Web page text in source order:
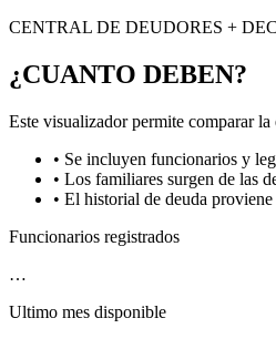
CENTRAL DE DEUDORES +
¿CUANTO DEBEN?
Este visualizador permite comparar la
• Se incluyen funcionarios y
• Los familiares surgen de las
• El historial de deuda
Funcionarios registrados
…
Ultimo mes disponible